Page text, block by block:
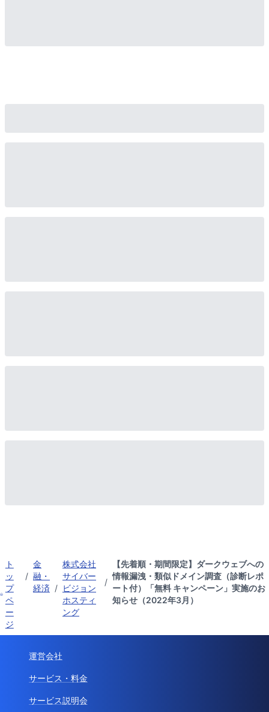
ト
ッ
プ
ペ
ー
ジ
/
金
融・
経済 /
株式会社
サイバー
ビジョン
ホスティ
ング
/
【先着順・期間限定】ダークウェブへの
情報漏洩・類似ドメイン調査（診断レポ
ート付）「無料 キャンペーン」実施のお
知らせ（2022年3月）
運営会社
サービス・料金
サービス説明会